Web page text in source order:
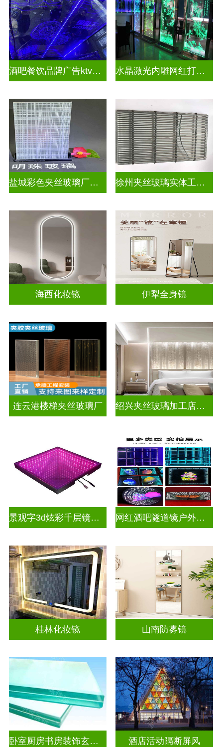
酒吧餐饮品牌广告ktv激光内雕发光艺术玻璃 水晶激光内雕网红打卡背景
盐城彩色夹丝玻璃厂招聘 徐州夹丝玻璃实体工厂地址
海西化妆镜 伊犁全身镜
连云港楼梯夹丝玻璃厂 绍兴夹丝玻璃加工店电话
景观字3d炫彩千层镜深渊镜 网红酒吧隧道镜户外门头招牌深渊镜
桂林化妆镜 山南防雾镜
卧室厨房书房装饰玄关隔断 酒店活动隔断屏风